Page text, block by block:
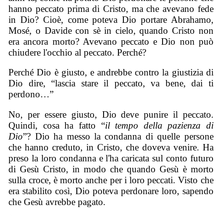
hanno peccato prima di Cristo, ma che avevano fede
in Dio? Cioè, come poteva Dio portare Abrahamo,
Mosé, o Davide con sè in cielo, quando Cristo non
era ancora morto? Avevano peccato e Dio non può
chiudere l'occhio al peccato. Perché?
Perché Dio è giusto, e andrebbe contro la giustizia di
Dio dire, “lascia stare il peccato, va bene, dai ti
perdono…”
No, per essere giusto, Dio deve punire il peccato.
Quindi, cosa ha fatto “il tempo della pazienza di
Dio”? Dio ha messo la condanna di quelle persone
che hanno creduto, in Cristo, che doveva venire. Ha
preso la loro condanna e l'ha caricata sul conto futuro
di Gesù Cristo, in modo che quando Gesù è morto
sulla croce, è morto anche per i loro peccati. Visto che
era stabilito così, Dio poteva perdonare loro, sapendo
che Gesù avrebbe pagato.